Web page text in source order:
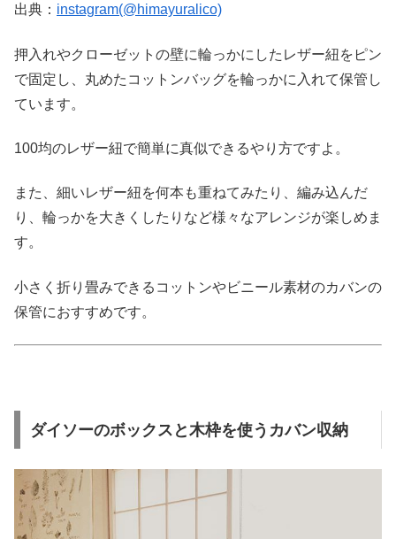
出典： instagram(@himayuralico)
押入れやクローゼットの壁に輪っかにしたレザー紐をピン
で固定し、丸めたコットンバッグを輪っかに入れて保管し
ています。
100均のレザー紐で簡単に真似できるやり方ですよ。
また、細いレザー紐を何本も重ねてみたり、編み込んだ
り、輪っかを大きくしたりなど様々なアレンジが楽しめま
す。
小さく折り畳みできるコットンやビニール素材のカバンの
保管におすすめです。
ダイソーのボックスと木枠を使うカバン収納